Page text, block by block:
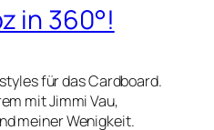
in 360°!
für das Cardboard.
mit Jimmi Vau,
meiner Wenigkeit.